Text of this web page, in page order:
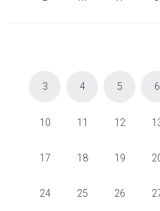
3 4 5 6
10 11 12
17 18 19
24 25 26